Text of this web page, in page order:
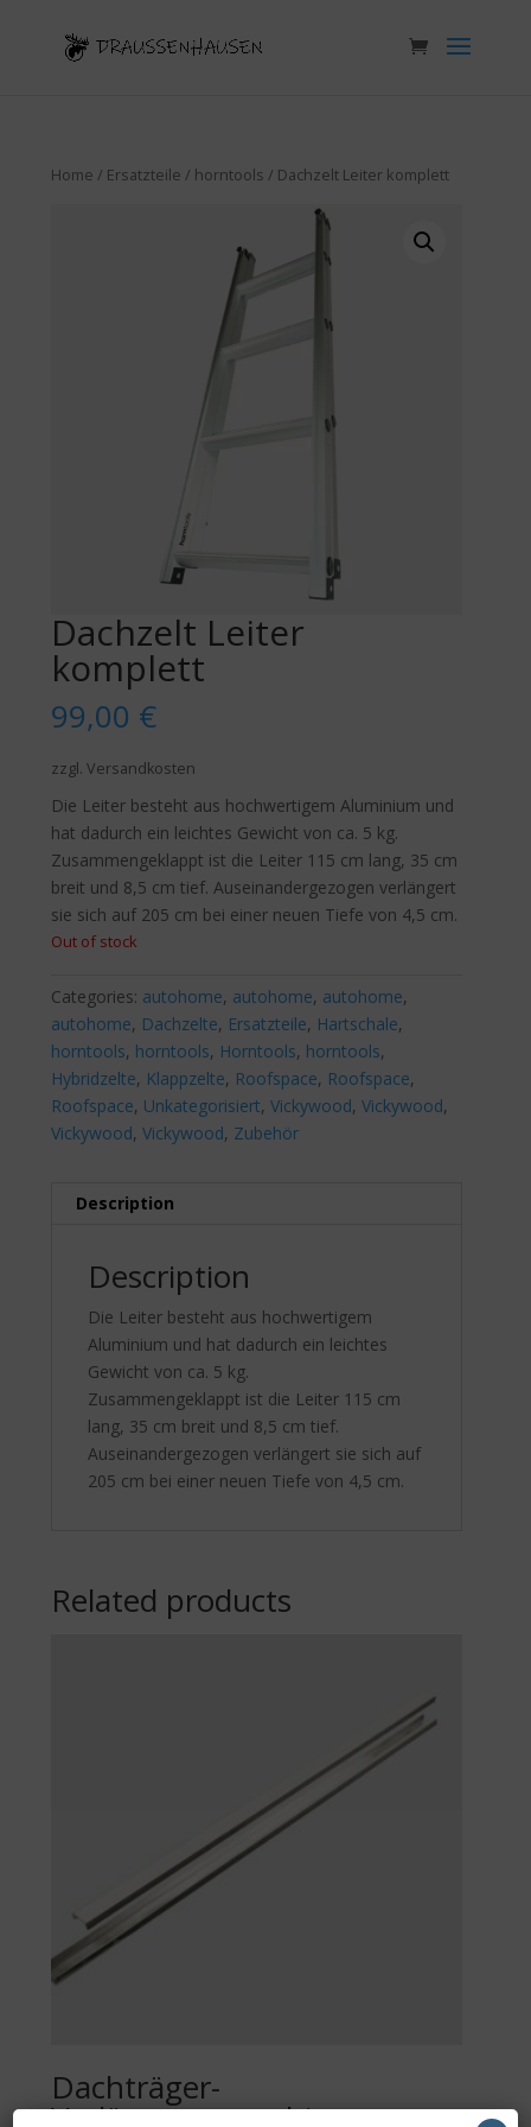
Home / Ersatzteile / horntools / Dachzelt Leiter komplett
Dachzelt Leiter
komplett
99,00 €
zzgl. Versandkosten
Die Leiter besteht aus hochwertigem Aluminium und
hat dadurch ein leichtes Gewicht von ca. 5 kg.
Zusammengeklappt ist die Leiter 115 cm lang, 35 cm
breit und 8,5 cm tief. Auseinandergezogen verlängert
sie sich auf 205 cm bei einer neuen Tiefe von 4,5 cm.
Out of stock
Categories: autohome, autohome, autohome,
autohome, Dachzelte, Ersatzteile, Hartschale,
horntools, horntools, Horntools, horntools,
Hybridzelte, Klappzelte, Roofspace, Roofspace,
Roofspace, Unkategorisiert,Vickywood,Vickywood,
Vickywood,Vickywood, Zubehör
Description
Description
Die Leiter besteht aus hochwertigem
Aluminium und hat dadurch ein leichtes
Gewicht von ca. 5 kg.
Zusammengeklappt ist die Leiter 115 cm
lang, 35 cm breit und 8,5 cm tief.
Auseinandergezogen verlängert sie sich auf
205 cm bei einer neuen Tiefe von 4,5 cm.
Related products
Dachträger-
Verlängerungsschienen